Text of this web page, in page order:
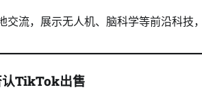
流，展示无人机、脑科学等前沿科技
认TikTok出售